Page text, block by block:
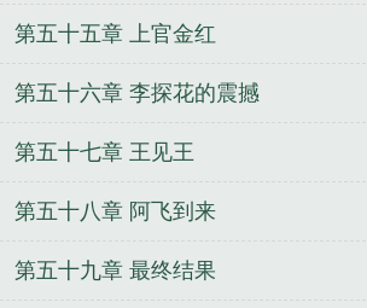
第五十五章 上官金红
第五十六章 李探花的震撼
第五十七章 王见王
第五十八章 阿飞到来
第五十九章 最终结果